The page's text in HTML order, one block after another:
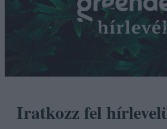
Iratkozz fel